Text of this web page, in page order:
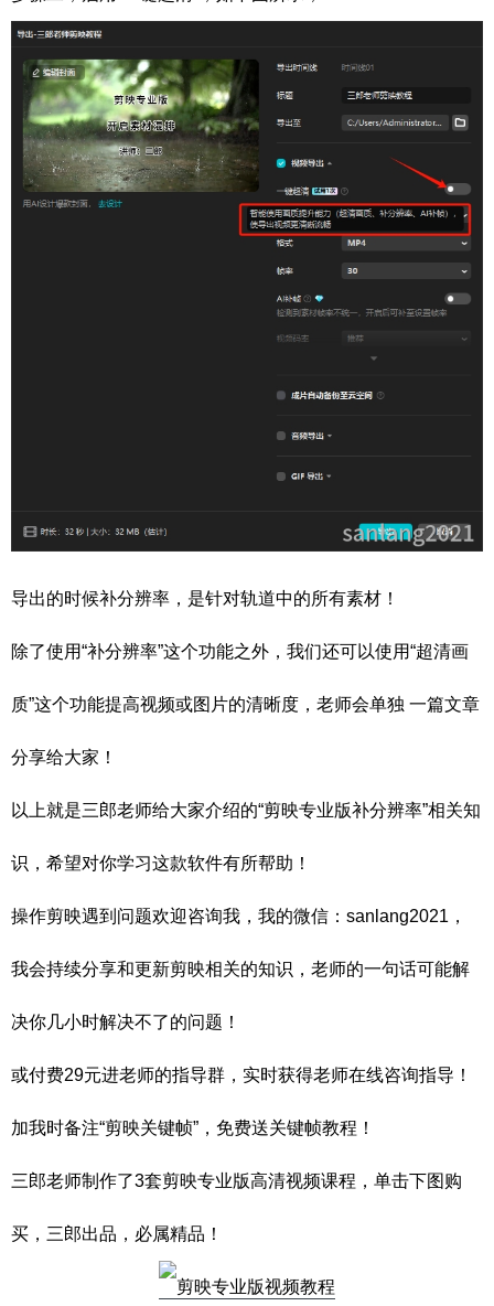
导出的时候补分辨率，是针对轨道中的所有素材！
除了使用“补分辨率”这个功能之外，我们还可以使用“超清画
质”这个功能提高视频或图片的清晰度，老师会单独 一篇文章
分享给大家！
以上就是三郎老师给大家介绍的“剪映专业版补分辨率”相关知
识，希望对你学习这款软件有所帮助！
操作剪映遇到问题欢迎咨询我，我的微信：sanlang2021，
我会持续分享和更新剪映相关的知识，老师的一句话可能解
决你几小时解决不了的问题！
或付费29元进老师的指导群，实时获得老师在线咨询指导！
加我时备注“剪映关键帧”，免费送关键帧教程！
三郎老师制作了3套剪映专业版高清视频课程，单击下图购
买，三郎出品，必属精品！